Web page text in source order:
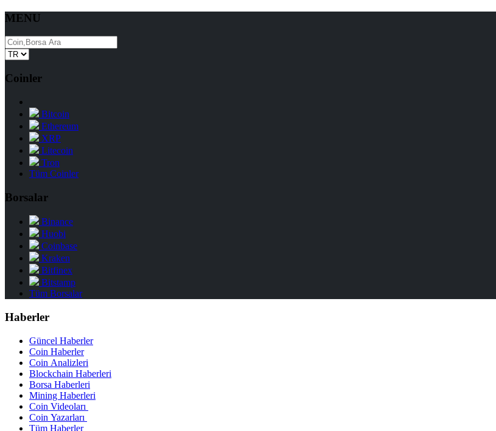
MENU
Coinler
Bitcoin
Ethereum
XRP
Litecoin
Tron
Tüm Coinler
Borsalar
Binance
Huobi
Coinbase
Kraken
Bitfinex
Bitstamp
Tüm Borsalar
Haberler
Güncel Haberler
Coin Haberler
Coin Analizleri
Blockchain Haberleri
Borsa Haberleri
Mining Haberleri
Coin Videoları
Coin Yazarları
Tüm Haberler